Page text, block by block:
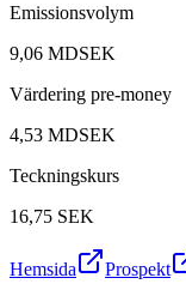
Emissionsvolym
9,06 MDSEK
Värdering pre-money
4,53 MDSEK
Teckningskurs
16,75 SEK
Hemsida Prospekt